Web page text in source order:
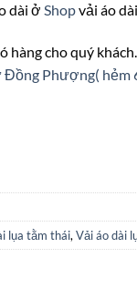
dài ở Shopvải áo
hàng cho quý
Đồng Phượng(
lụa tằm thái, Vải áo dài